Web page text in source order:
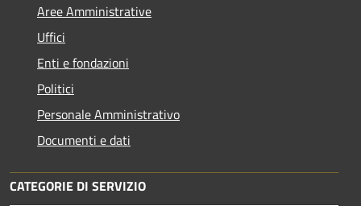
Aree Amministrative
Uffici
Enti e fondazioni
Politici
Personale Amministrativo
Documenti e dati
CATEGORIE DI SERVIZIO